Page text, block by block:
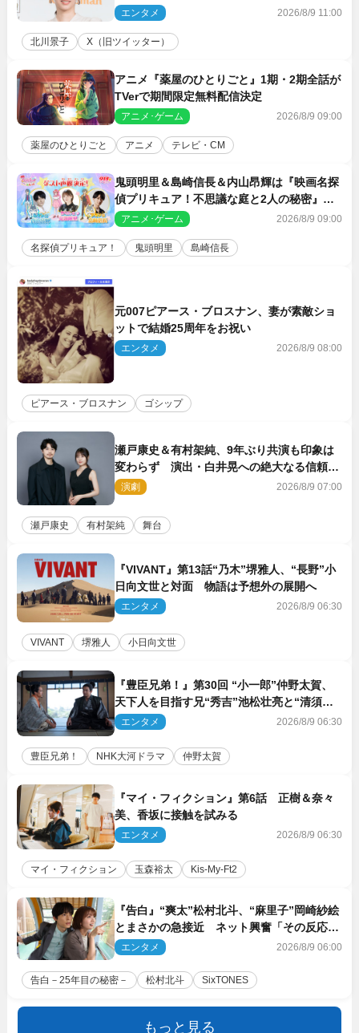
エンタメ 2026/8/9 11:00
北川景子 X（旧ツイッター）
アニメ『薬屋のひとりごと』1期・2期全話が
TVerで期間限定無料配信決定
アニメ･ゲーム 2026/8/9 09:00
薬屋のひとりごと アニメ テレビ・CM
鬼頭明里＆島崎信長＆内山昂輝は『映画名探
偵プリキュア！不思議な庭と2人の秘密』ゲ
スト声優に決定
アニメ･ゲーム 2026/8/9 09:00
名探偵プリキュア！ 鬼頭明里 島崎信長
元007ピアース・ブロスナン、妻が素敵ショ
ットで結婚25周年をお祝い
エンタメ 2026/8/9 08:00
ピアース・ブロスナン ゴシップ
瀬戸康史＆有村架純、9年ぶり共演も印象は
変わらず 演出・白井晃への絶大なる信頼を
胸に舞台『キュー』に挑む
演劇 2026/8/9 07:00
瀬戸康史 有村架純 舞台
『VIVANT』第13話“乃木”堺雅人、“長野”小
日向文世と対面 物語は予想外の展開へ
エンタメ 2026/8/9 06:30
VIVANT 堺雅人 小日向文世
『豊臣兄弟！』第30回 “小一郎”仲野太賀、
天下人を目指す兄“秀吉”池松壮亮と“清須会
議”へ
エンタメ 2026/8/9 06:30
豊臣兄弟！ NHK大河ドラマ 仲野太賀
『マイ・フィクション』第6話 正樹＆奈々
美、香坂に接触を試みる
エンタメ 2026/8/9 06:30
マイ・フィクション 玉森裕太 Kis‐My‐Ft2
『告白』“爽太”松村北斗、“麻里子”岡崎紗絵
とまさかの急接近 ネット興奮「その反応
は」「いいの!?」（ネタバレあり）
エンタメ 2026/8/9 06:00
告白－25年目の秘密－ 松村北斗 SixTONES
もっと見る